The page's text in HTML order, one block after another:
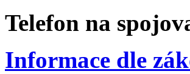
Telefon na
Informace dle